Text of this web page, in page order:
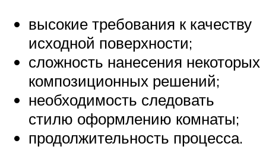
высокие требования к качеству
исходной поверхности;
сложность нанесения некоторых
композиционных решений;
необходимость следовать
стилю оформлению комнаты;
продолжительность процесса.